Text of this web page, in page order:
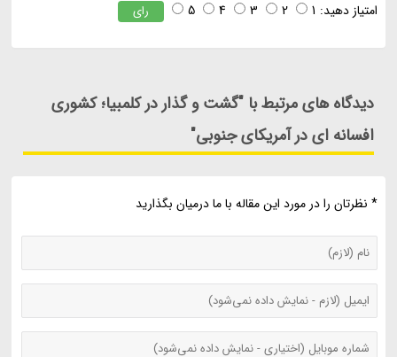
امتیاز دهید: 1
2
3
4
5 رای
دیدگاه های مرتبط با "گشت و گذار در کلمبیا؛ کشوری
افسانه ای در آمریکای جنوبی"
* نظرتان را در مورد این مقاله با ما درمیان بگذارید